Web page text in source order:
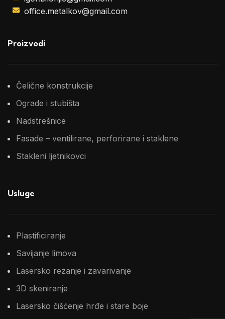
office.metalkov@gmail.com
Proizvodi
Čelične konstrukcije
Ograde i stubišta
Nadstrešnice
Fasade – ventilirane, perforirane i staklene
Stakleni ljetnikovci
Usluge
Plastificiranje
Savijanje limova
Lasersko rezanje i zavarivanje
3D skeniranje
Lasersko čišćenje hrđe i stare boje